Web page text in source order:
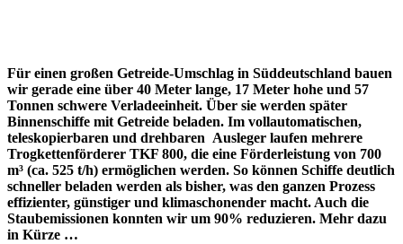
Für einen großen Getreide-Umschlag in Süddeutschland bauen
wir gerade eine über 40 Meter lange, 17 Meter hohe und 57
Tonnen schwere Verladeeinheit. Über sie werden später
Binnenschiffe mit Getreide beladen. Im vollautomatischen,
teleskopierbaren und drehbaren Ausleger laufen mehrere
Trogkettenförderer TKF 800, die eine Förderleistung von 700
m³ (ca. 525 t/h) ermöglichen werden. So können Schiffe deutlich
schneller beladen werden als bisher, was den ganzen Prozess
effizienter, günstiger und klimaschonender macht. Auch die
Staubemissionen konnten wir um 90% reduzieren. Mehr dazu
in Kürze …